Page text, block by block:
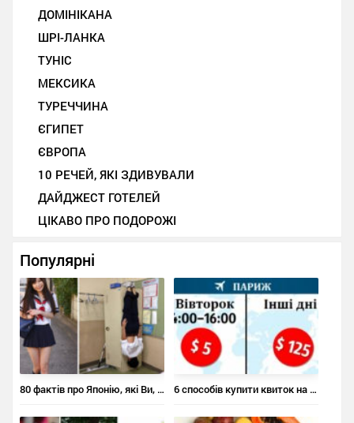
ДОМІНІКАНА
ШРІ-ЛАНКА
ТУНІС
МЕКСИКА
ТУРЕЧЧИНА
ЄГИПЕТ
ЄВРОПА
10 РЕЧЕЙ, ЯКІ ЗДИВУВАЛИ
ДАЙДЖЕСТ ГОТЕЛЕЙ
ЦІКАВО ПРО ПОДОРОЖІ
Популярні
80 фактів про Японію, які Ви, напевно, не знали 6 способів купити квиток на літак за ціною квитка в кіно